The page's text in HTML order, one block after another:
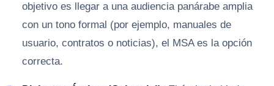
objetivo es llegar a una audiencia panárabe amplia
con un tono formal (por ejemplo, manuales de
usuario, contratos o noticias), el MSA es la opción
correcta.